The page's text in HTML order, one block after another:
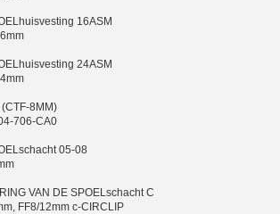
16ASM
24ASM
(CTF-8MM)
706-CA0
05-08
VAN DE SPOELschacht C
FF8/12mm c-CIRCLIP